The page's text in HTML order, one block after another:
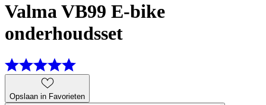
Valma VB99 E-bike
onderhoudsset
Opslaan in Favorieten